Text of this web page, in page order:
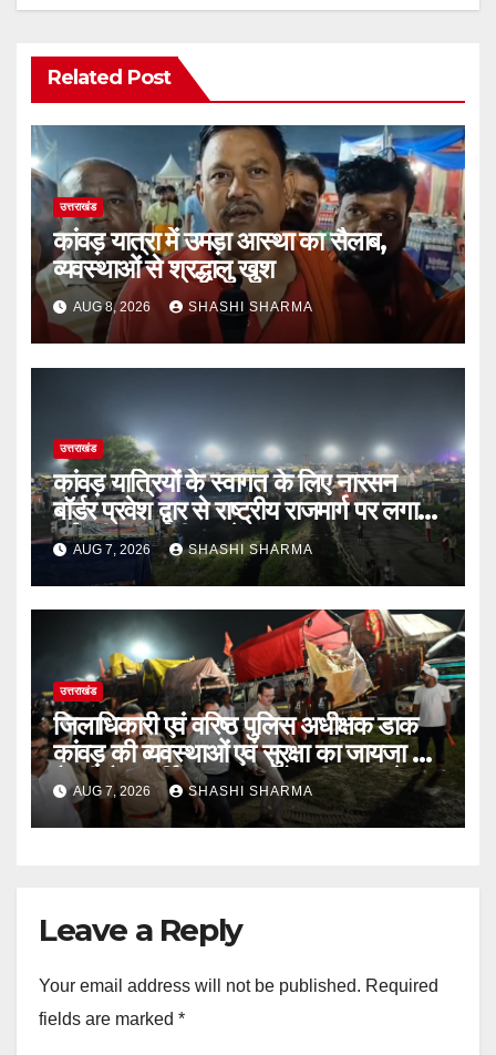
Related Post
उत्तराखंड
कांवड़ यात्रा में उमड़ा आस्था का सैलाब,
व्यवस्थाओं से श्रद्धालु खुश
AUG 8, 2026 SHASHI SHARMA
उत्तराखंड
कांवड़ यात्रियों के स्वागत के लिए नारसन
बॉर्डर प्रवेश द्वार से राष्ट्रीय राजमार्ग पर लगाई
गई रंगीन एलईडी लाइटें
AUG 7, 2026 SHASHI SHARMA
उत्तराखंड
जिलाधिकारी एवं वरिष्ठ पुलिस अधीक्षक डाक
कांवड़ की व्यवस्थाओं एवं सुरक्षा का जायजा लेने
बैरागी कैंप पार्किंग स्थल जीरो ग्राउंड पर देर
रात्रि पहुंचे
AUG 7, 2026 SHASHI SHARMA
Leave a Reply
Your email address will not be published. Required
fields are marked *